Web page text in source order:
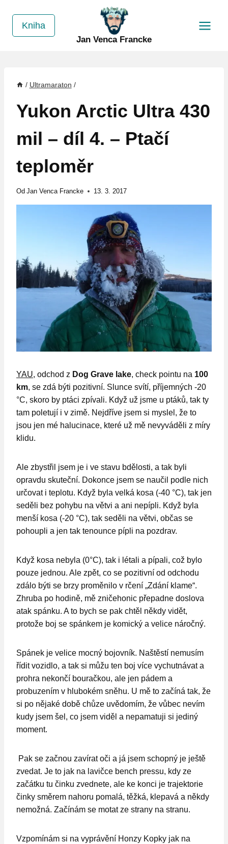
Kniha
Jan Venca Francke
/ Ultramaraton /
Yukon Arctic Ultra 430
mil – díl 4. – Ptačí
teploměr
Od Jan Venca Francke 13. 3. 2017
YAU, odchod z Dog Grave lake, check pointu na 100
km, se zdá býti pozitivní. Slunce svítí, příjemných -20
°C, skoro by ptáci zpívali. Když už jsme u ptáků, tak ty
tam poletují i v zimě. Nejdříve jsem si myslel, že to
jsou jen mé halucinace, které už mě nevyváděli z míry
klidu.
Ale zbystřil jsem je i ve stavu bdělosti, a tak byli
opravdu skuteční. Dokonce jsem se naučil podle nich
určovat i teplotu. Když byla velká kosa (-40 °C), tak jen
seděli bez pohybu na větvi a ani nepípli. Když byla
menší kosa (-20 °C), tak seděli na větvi, občas se
pohoupli a jen tak tenounce pípli na pozdrav.
Když kosa nebyla (0°C), tak i létali a pípali, což bylo
pouze jednou. Ale zpět, co se pozitivní od odchodu
zdálo býti se brzy proměnilo v rčení „Zdání klame“.
Zhruba po hodině, mě zničehonic přepadne doslova
atak spánku. A to bych se pak chtěl někdy vidět,
protože boj se spánkem je komický a velice náročný.
Spánek je velice mocný bojovník. Naštěstí nemusím
řídit vozidlo, a tak si můžu ten boj více vychutnávat a
prohra nekončí bouračkou, ale jen pádem a
probuzením v hlubokém sněhu. U mě to začíná tak, že
si po nějaké době chůze uvědomím, že vůbec nevím
kudy jsem šel, co jsem viděl a nepamatuji si jediný
moment.
Pak se začnou zavírat oči a já jsem schopný je ještě
zvedat. Je to jak na lavičce bench pressu, kdy ze
začátku tu činku zvednete, ale ke konci je trajektorie
činky směrem nahoru pomalá, těžká, klepavá a někdy
nemožná. Začínám se motat ze strany na stranu.
Vzpomínám si na vyprávění Honzy Kopky jak na